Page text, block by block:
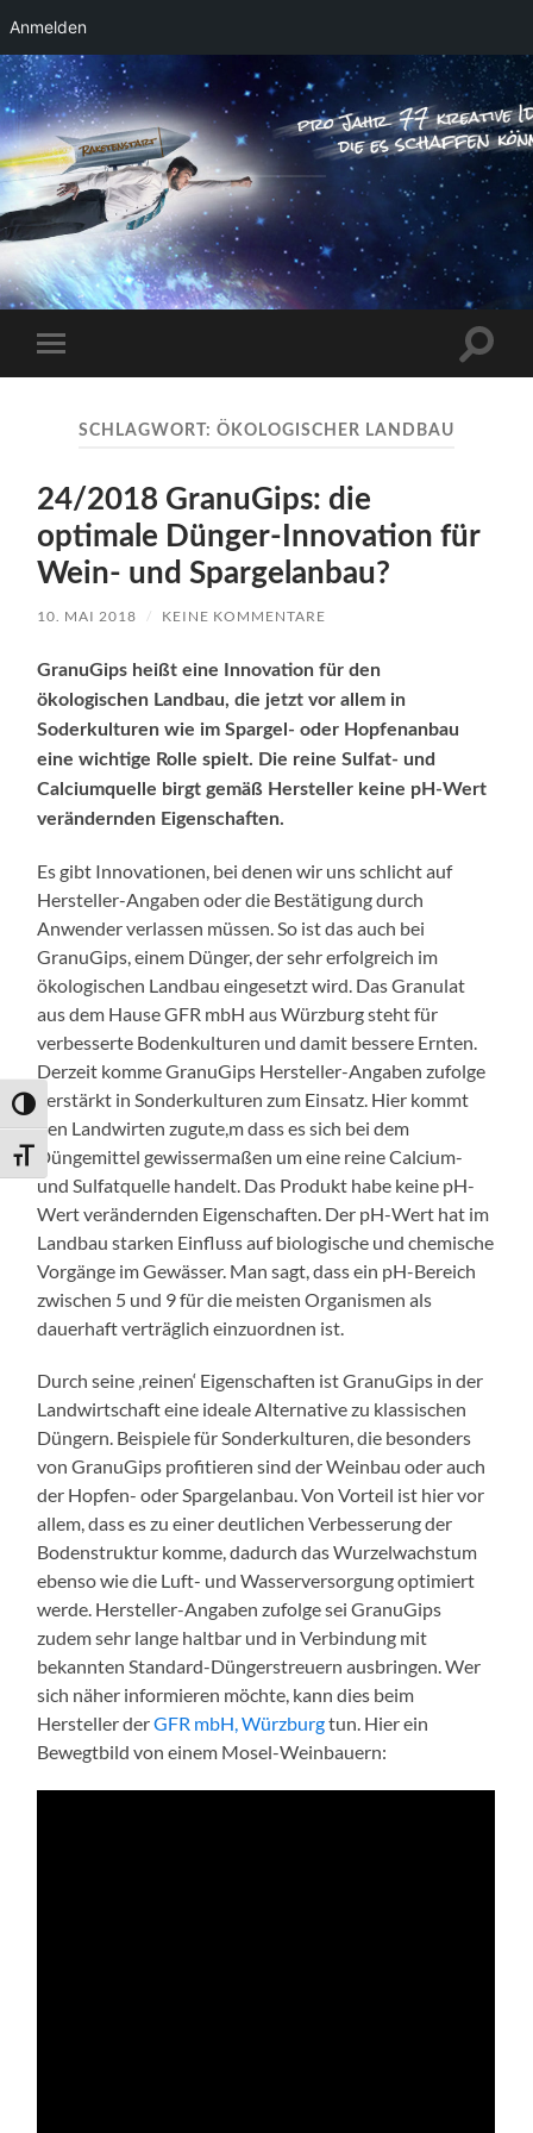
Umschalten auf hohe Kontraste
Schrift vergrößern
Anmelden
RAKETENSTART
Pro Jahr 77 kreative Ideen, die es schaffen
können ...
Mobile-
Menü
SCHLAGWORT: ÖKOLOGISCHER LANDBAU
24/2018 GranuGips: die
optimale Dünger-Innovation für
Wein- und Spargelanbau?
10. MAI 2018 / KEINE KOMMENTARE
GranuGips heißt eine Innovation für den
ökologischen Landbau, die jetzt vor allem in
Soderkulturen wie im Spargel- oder Hopfenanbau
eine wichtige Rolle spielt. Die reine Sulfat- und
Calciumquelle birgt gemäß Hersteller keine pH-Wert
verändernden Eigenschaften.
Es gibt Innovationen, bei denen wir uns schlicht auf
Hersteller-Angaben oder die Bestätigung durch
Anwender verlassen müssen. So ist das auch bei
GranuGips, einem Dünger, der sehr erfolgreich im
ökologischen Landbau eingesetzt wird. Das Granulat
aus dem Hause GFR mbH aus Würzburg steht für
verbesserte Bodenkulturen und damit bessere Ernten.
Derzeit komme GranuGips Hersteller-Angaben zufolge
verstärkt in Sonderkulturen zum Einsatz. Hier kommt
den Landwirten zugute,m dass es sich bei dem
Düngemittel gewissermaßen um eine reine Calcium-
und Sulfatquelle handelt. Das Produkt habe keine pH-
Wert verändernden Eigenschaften. Der pH-Wert hat im
Landbau starken Einfluss auf biologische und chemische
Vorgänge im Gewässer. Man sagt, dass ein pH-Bereich
zwischen 5 und 9 für die meisten Organismen als
dauerhaft verträglich einzuordnen ist.
Durch seine ‚reinen‘ Eigenschaften ist GranuGips in der
Landwirtschaft eine ideale Alternative zu klassischen
Düngern. Beispiele für Sonderkulturen, die besonders
von GranuGips profitieren sind der Weinbau oder auch
der Hopfen- oder Spargelanbau. Von Vorteil ist hier vor
allem, dass es zu einer deutlichen Verbesserung der
Bodenstruktur komme, dadurch das Wurzelwachstum
ebenso wie die Luft- und Wasserversorgung optimiert
werde. Hersteller-Angaben zufolge sei GranuGips
zudem sehr lange haltbar und in Verbindung mit
bekannten Standard-Düngerstreuern ausbringen. Wer
sich näher informieren möchte, kann dies beim
Hersteller derGFR mbH, Würzburgtun. Hier ein
Bewegtbild von einem Mosel-Weinbauern: